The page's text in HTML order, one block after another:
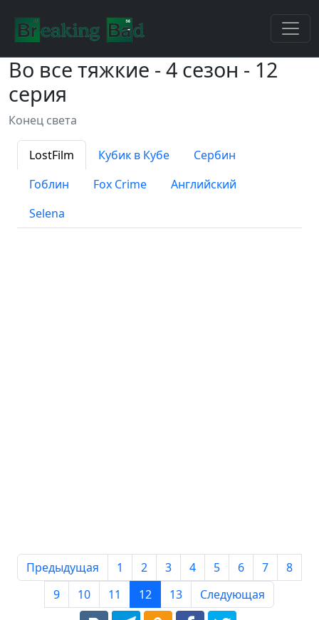
Во все тяжкие - 4 сезон - 12
серия
Конец света
LostFilm Кубик в Кубе
Сербин
Гоблин
Fox Crime
Английский
Selena
Предыдущая 1 2 3 4 5 6 7
8
9
10 11 12 13 Следующая